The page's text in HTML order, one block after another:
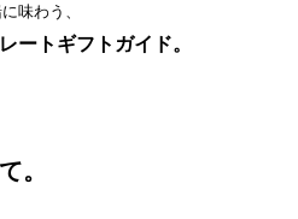
味わう、
ートギフトガイド。
。